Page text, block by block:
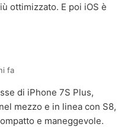
ottimizzato. E poi iOS è
fa
di iPhone 7S Plus,
mezzo e in linea con S8,
e maneggevole.